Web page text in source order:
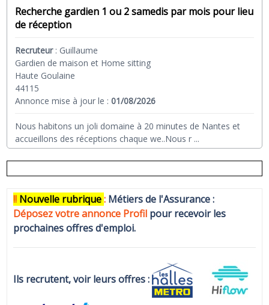
Recherche gardien 1 ou 2 samedis par mois pour lieu
de réception
Recruteur: Guillaume
Gardien de maison et Home sitting
Haute Goulaine
44115
Annonce mise à jour le :01/08/2026
Nous habitons un joli domaine à 20 minutes de Nantes et
accueillons des réceptions chaque we..Nous r ...
!! Nouvelle rubrique: Métiers de l'Assurance :
Déposez votre annonce Profil pour recevoir les
prochaines offres d'emploi.
Ils recrutent, voir leurs offres :